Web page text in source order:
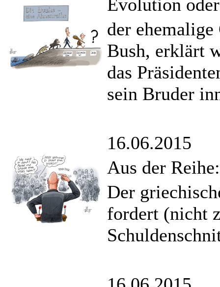
Evolution
der
Bush, erklärt
das
sein Bruder
16.06.2015
Aus der
Der
fordert (nicht